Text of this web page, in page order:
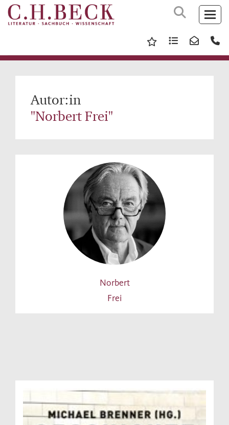
Autor:in
"Norbert Frei"
Norbert
Frei